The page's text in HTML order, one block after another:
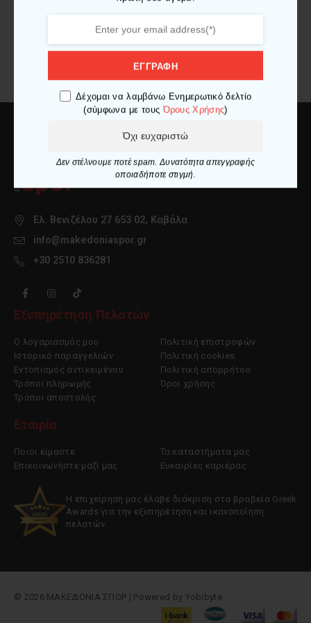
Ελ. Βενιζέλου 27 653 02, Καβάλα
info@makedoniaspor.gr
+30 2510 836281
Εξυπηρέτηση Πελατών
Ο λογαριασμός μου
Ιστορικό παραγγελιών
Εντοπισμός αντικειμένου
Τρόποι πληρωμής
Τρόποι αποστολής
Πολιτική επιστροφών
Πολιτική cookies
Πολιτική απορρήτου
Όροι χρήσης
Εταιρία
Ποιοι είμαστε
Επικοινωνήστε μαζί μας
Τα καταστήματα μας
Ευκαιρίες καριέρας
Η επιχείρηση μας έλαβε διάκριση στα βραβεία Greek
Awards για την εξυπηρέτηση και ικανοποίηση
πελατών.
© 2026 ΜΑΚΕΔΟΝΙΑ ΣΠΟΡ | Powered by Yobibyte
ΕΓΓΡΑΦΗ
Δέχομαι να λαμβάνω Ενημερωτικό δελτίο
(σύμφωνα με τουςΌρους Χρήσης)
Όχι ευχαριστώ
Δεν στέλνουμε ποτέ spam. Δυνατότητα απεγγραφής
οποιαδήποτε στιγμή.